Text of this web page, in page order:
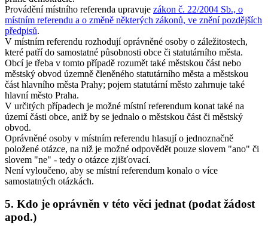
Provádění místního referenda upravuje zákon č. 22/2004 Sb., o
místním referendu a o změně některých zákonů, ve znění pozdějších
předpisů.
V místním referendu rozhodují oprávněné osoby o záležitostech,
které patří do samostatné působnosti obce či statutárního města.
Obcí je třeba v tomto případě rozumět také městskou část nebo
městský obvod územně členěného statutárního města a městskou
část hlavního města Prahy; pojem statutární město zahrnuje také
hlavní město Praha.
V určitých případech je možné místní referendum konat také na
území části obce, aniž by se jednalo o městskou část či městský
obvod.
Oprávněné osoby v místním referendu hlasují o jednoznačně
položené otázce, na niž je možné odpovědět pouze slovem "ano" či
slovem "ne" - tedy o otázce zjišťovací.
Není vyloučeno, aby se místní referendum konalo o více
samostatných otázkách.
5. Kdo je oprávněn v této věci jednat (podat žádost
apod.)